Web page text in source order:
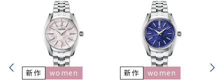
新作 women 新作 women